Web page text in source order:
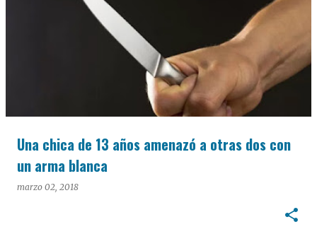
Una chica de 13 años amenazó a otras dos con
un arma blanca
marzo 02, 2018